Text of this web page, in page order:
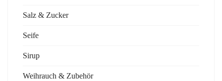
Salz & Zucker
Seife
Sirup
Weihrauch & Zubehör